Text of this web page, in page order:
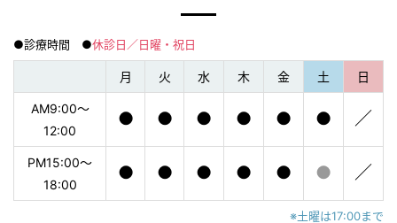
●診療時間 ●休診日／日曜・祝日
月 火 水 木 金 土 日
AM9:00〜
12:00
● ● ● ● ● ● ／
PM15:00〜
18:00
● ● ● ● ● ● ／
※土曜は17:00まで